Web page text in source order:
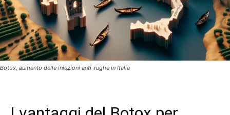
Botox, aumento delle iniezioni anti-rughe in Italia